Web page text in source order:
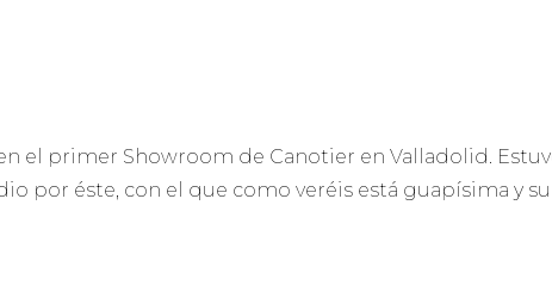
el primer Showroom de Canotier en Valladolid.
por éste, con el que como veréis está guapísima y